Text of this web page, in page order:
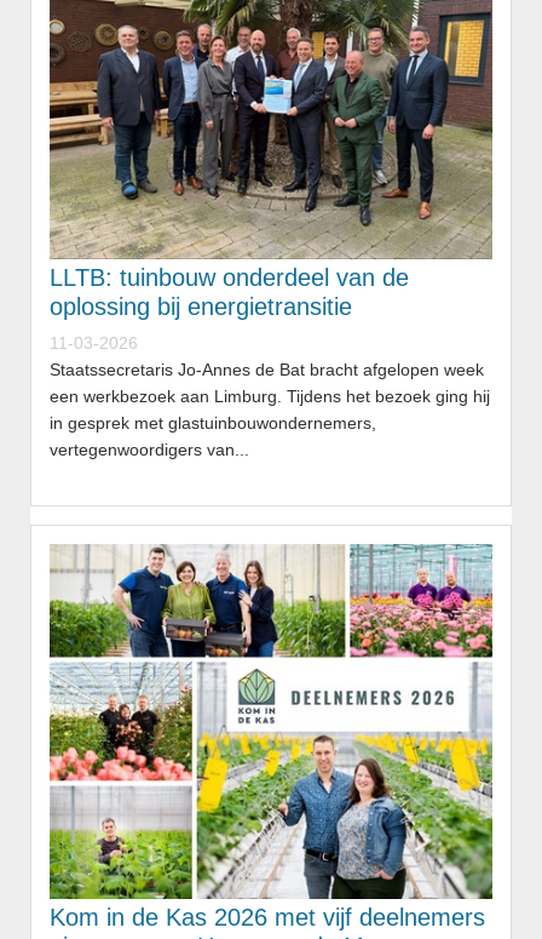
LLTB: tuinbouw onderdeel van de
oplossing bij energietransitie
11-03-2026
Staatssecretaris Jo-Annes de Bat bracht afgelopen week
een werkbezoek aan Limburg. Tijdens het bezoek ging hij
in gesprek met glastuinbouwondernemers,
vertegenwoordigers van...
Kom in de Kas 2026 met vijf deelnemers